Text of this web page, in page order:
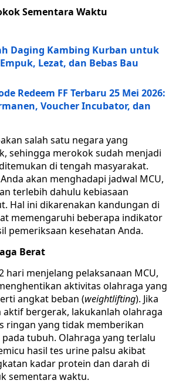
Sementara Waktu
Daging Kambing Kurban untuk
Lezat, dan Bebas Bau
Redeem FF Terbaru 25 Mei 2026:
Voucher Incubator, dan
salah satu negara yang
sehingga merokok sudah menjadi
di tengah masyarakat.
akan menghadapi jadwal MCU,
terlebih dahulu kebiasaan
Hal ini dikarenakan kandungan di
memengaruhi beberapa indikator
pemeriksaan kesehatan Anda.
Berat
hari menjelang pelaksanaan MCU,
aktivitas olahraga yang
angkat beban (weightlifting). Jika
aktif bergerak, lakukanlah olahraga
ringan yang tidak memberikan
tubuh. Olahraga yang terlalu
hasil tes urine palsu akibat
kadar protein dan darah di
sementara waktu.